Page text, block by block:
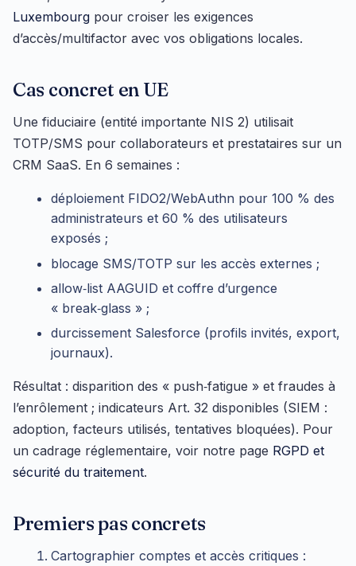
Luxembourg pour croiser les exigences
d’accès/multifactor avec vos obligations locales.
Cas concret en UE
Une fiduciaire (entité importante NIS 2) utilisait
TOTP/SMS pour collaborateurs et prestataires sur un
CRM SaaS. En 6 semaines :
déploiement FIDO2/WebAuthn pour 100 % des
administrateurs et 60 % des utilisateurs
exposés ;
blocage SMS/TOTP sur les accès externes ;
allow‑list AAGUID et coffre d’urgence
« break‑glass » ;
durcissement Salesforce (profils invités, export,
journaux).
Résultat : disparition des « push‑fatigue » et fraudes à
l’enrôlement ; indicateurs Art. 32 disponibles (SIEM :
adoption, facteurs utilisés, tentatives bloquées). Pour
un cadrage réglementaire, voir notre page RGPD et
sécurité du traitement.
Premiers pas concrets
Cartographier comptes et accès critiques :